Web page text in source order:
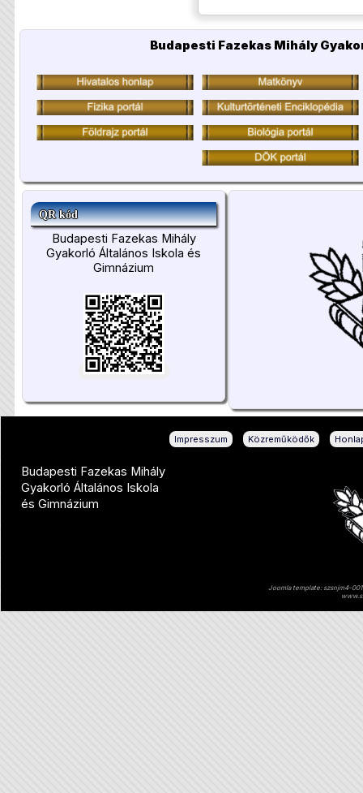
Budapesti Fazekas Mihály
QR kód
Budapesti Fazekas Mihály
Gyakorló Általános Iskola és
Gimnázium
Impresszum Közreműködők
Budapesti Fazekas Mihály
Gyakorló Általános Iskola
és Gimnázium
Joomla template: szsnjm4-